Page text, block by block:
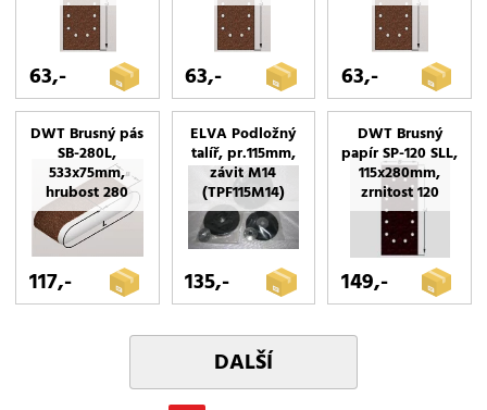
63,- 63,- 63,-
DWT Brusný pás
SB-280L,
533x75mm,
hrubost 280
117,-
ELVA Podložný
talíř, pr.115mm,
závit M14
(TPF115M14)
135,-
DWT Brusný
papír SP-120 SLL,
115x280mm,
zrnitost 120
149,-
DALŠÍ